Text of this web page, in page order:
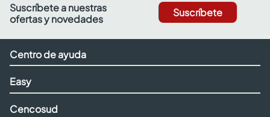
Suscríbete a nuestras
ofertas y novedades
Suscríbete
Centro de ayuda
Easy
Cencosud